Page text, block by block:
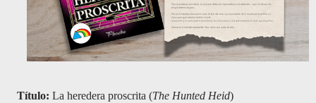
Título: La heredera proscrita (The Hunted Heid)